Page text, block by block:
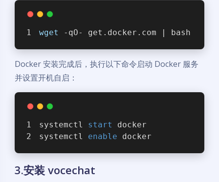
wget -qO- get.docker.com | bash
Docker 安装完成后，执行以下命令启动 Docker 服务
并设置开机自启：
systemctl start
docker
systemctl enable docker
3.安装 vocechat